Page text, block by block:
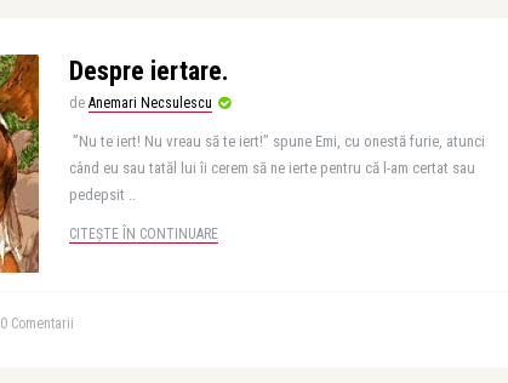
Despre iertare.
de Anemari Necsulescu
”Nu te iert! Nu vreau să te iert!” spune Emi, cu onestă furie, atunci
când eu sau tatăl lui îi cerem să ne ierte pentru că l-am certat sau
pedepsit ..
CITEȘTE ÎN CONTINUARE
0 Comentarii